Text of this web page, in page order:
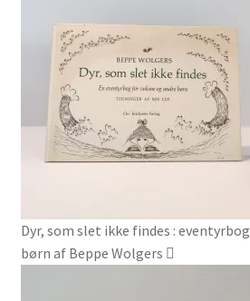
Dyr, som slet ikke findes :
børn af Beppe Wolgers